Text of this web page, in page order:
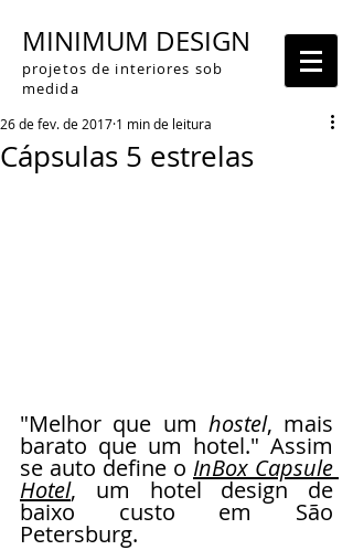
MINIMUM DESIGN
projetos de interiores sob
medida
Cápsulas 5 estrelas
26 de fev. de 2017 1 min de leitura
"Melhor que um hostel, mais
barato que um hotel." Assim
se auto define o InBox Capsule
Hotel, um hotel design de
baixo custo em São
Petersburg.